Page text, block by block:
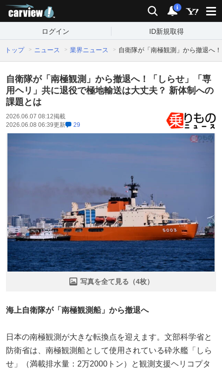
検索 通知
i
ログイン ID新規取得
トップ ニュース 業界ニュース 自衛隊が「南極観測」から撤退へ
自衛隊が「南極観測」から撤退へ！「しらせ」「専
用ヘリ」共に退役で極地輸送は大丈夫？ 新体制への
課題とは
2026.06.07 08:12掲載
2026.06.08 06:39更新 29
写真を全て見る（4枚）
海上自衛隊が「南極観測船」から撤退へ
日本の南極観測が大きな転換点を迎えます。文部科学省と
防衛省は、南極観測船として使用されている砕氷艦「しら
せ」（満載排水量：2万2000トン）と観測支援ヘリコプタ